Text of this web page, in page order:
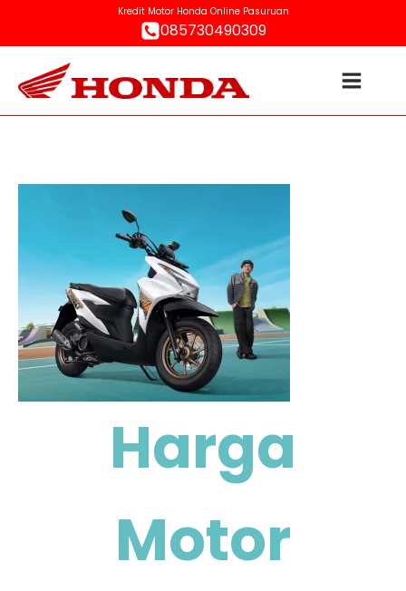
Kredit Motor Honda Online Pasuruan
085730490309
Harga
Motor